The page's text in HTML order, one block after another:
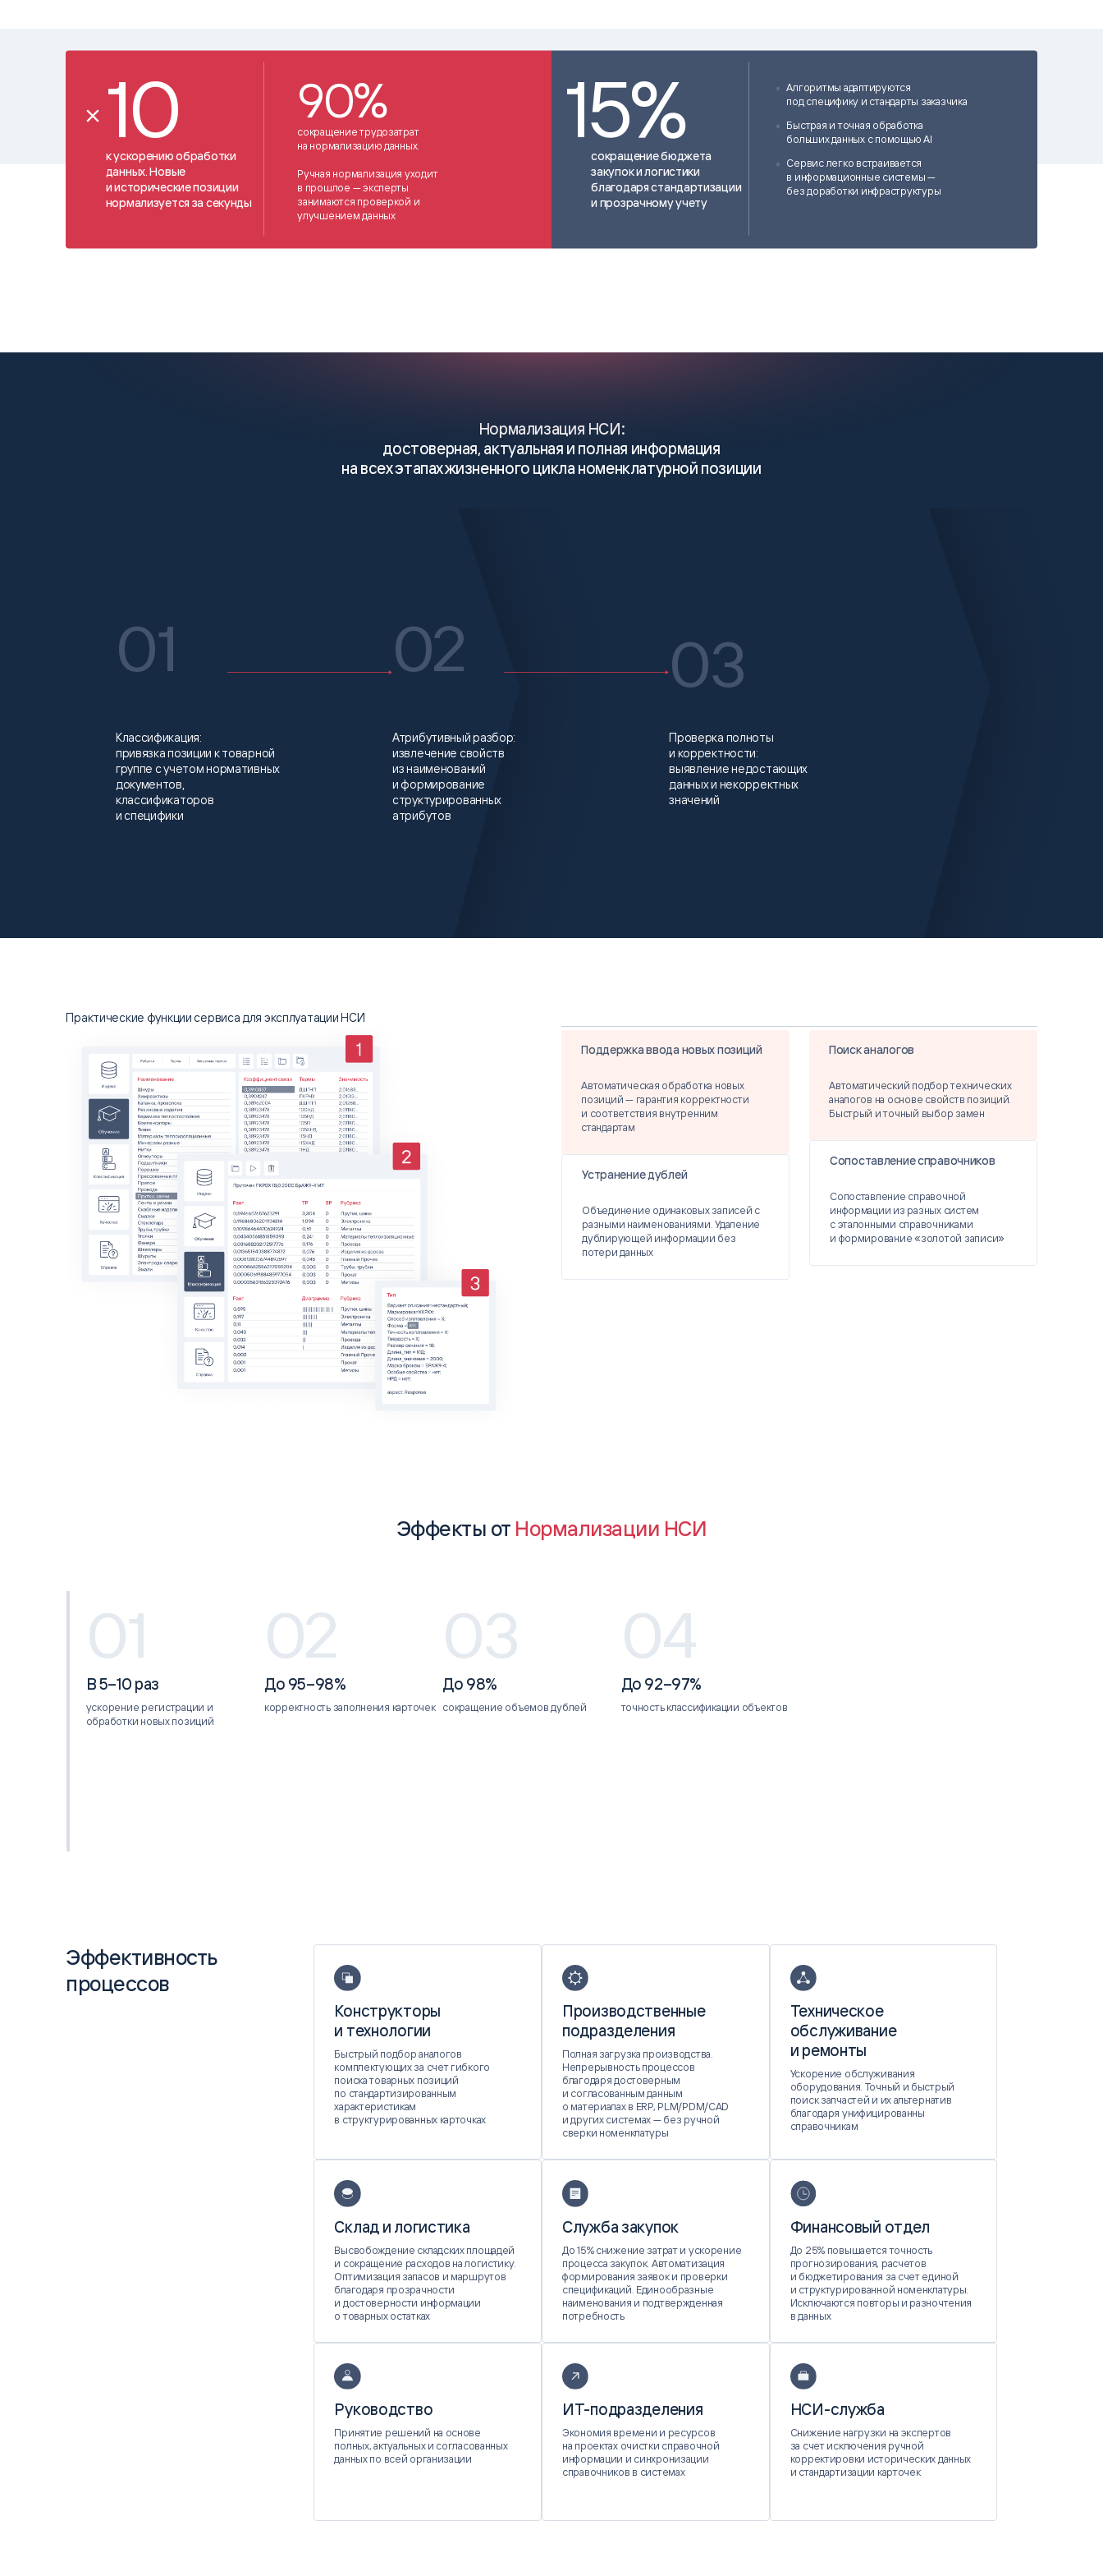
ВИДЕОАНАЛИТИКА
И РАСПОЗНАВАНИЕ НА ОСНОВЕ
10
к ускорению обработки
данных. Новые
и исторические позиции
нормализуется за секунды
90%
сокращение трудозатрат
на нормализацию данных.
Ручная нормализация уходит
в прошлое — эксперты
занимаются проверкой и
улучшением данных
15%
сокращение бюджета
закупок и логистики
благодаря стандартизации
и прозрачному учету
Алгоритмы адаптируются
под специфику и стандарты заказчика
Быстрая и точная обработка
больших данных с помощью AI
Сервис легко встраивается
в информационные системы —
без доработки инфраструктуры
Нормализация НСИ:
достоверная, актуальная и полная информация
на всех этапах жизненного цикла номенклатурной позиции
01
Классификация:
привязка позиции к товарной
группе с учетом нормативных
документов,
классификаторов
и специфики
02
Атрибутивный разбор:
извлечение свойств
из наименований
и формирование
структурированных
атрибутов
03
Проверка полноты
и корректности:
выявление недостающих
данных и некорректных
значений
Практические функции сервиса для эксплуатации НСИ
Поддержка ввода новых позиций
Автоматическая обработка новых
позиций — гарантия корректности
и соответствия внутренним
стандартам
Устранение дублей
Объединение одинаковых записей с
разными наименованиями. Удаление
дублирующей информации без
потери данных
Поиск аналогов
Автоматический подбор технических
аналогов на основе свойств позиций.
Быстрый и точный выбор замен
Сопоставление справочников
Сопоставление справочной
информации из разных систем
с эталонными справочниками
и формирование «золотой записи»
Эффекты от Нормализации НСИ
01
В 5–10 раз
ускорение регистрации и
обработки новых позиций
02
До 95–98%
корректность заполнения карточек
03
До 98%
сокращение объемов дублей
04
До 92–97%
точность классификации объектов
Эффективность
процессов
Конструкторы
и технологии
Быстрый подбор аналогов
комплектующих за счет гибкого
поиска товарных позиций
по стандартизированным
характеристикам
в структурированных карточках
Производственные
подразделения
Полная загрузка производства.
Непрерывность процессов
благодаря достоверным
и согласованным данным
о материалах в ERP, PLM/PDM/CAD
и других системах — без ручной
сверки номенклатуры
Техническое
обслуживание
и ремонты
Ускорение обслуживания
оборудования. Точный и быстрый
поиск запчастей и их альтернатив
благодаря унифицированны
справочникам
Склад и логистика
Высвобождение складских площадей
и сокращение расходов на логистику.
Оптимизация запасов и маршрутов
благодаря прозрачности
и достоверности информации
о товарных остатках
Служба закупок
До 15% снижение затрат и ускорение
процесса закупок. Автоматизация
формирования заявок и проверки
спецификаций. Единообразные
наименования и подтвержденная
потребность
Финансовый отдел
До 25% повышается точность
прогнозирования, расчетов
и бюджетирования за счет единой
и структурированной номенклатуры.
Исключаются повторы и разночтения
в данных
Руководство
Принятие решений на основе
полных, актуальных и согласованных
данных по всей организации
ИТ-подразделения
Экономия времени и ресурсов
на проектах очистки справочной
информации и синхронизации
справочников в системах
НСИ-служба
Снижение нагрузки на экспертов
за счет исключения ручной
корректировки исторических данных
и стандартизации карточек